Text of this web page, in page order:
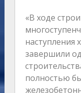
«В ходе
наступления
завершили
полностью